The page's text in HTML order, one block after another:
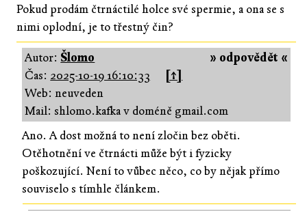
Pokud prodám čtrnáctilé holce své spermie, a ona se s
nimi oplodní, je to třestný čin?
» odpovědět «
Autor: Šlomo
Čas: 2025-10-19 16:10:33
[↑]
Web: neuveden
Mail: shlomo.kafka v doméně gmail.com
Ano. A dost možná to není zločin bez oběti.
Otěhotnění ve čtrnácti může být i fyzicky
poškozující. Není to vůbec něco, co by nějak přímo
souviselo s tímhle článkem.